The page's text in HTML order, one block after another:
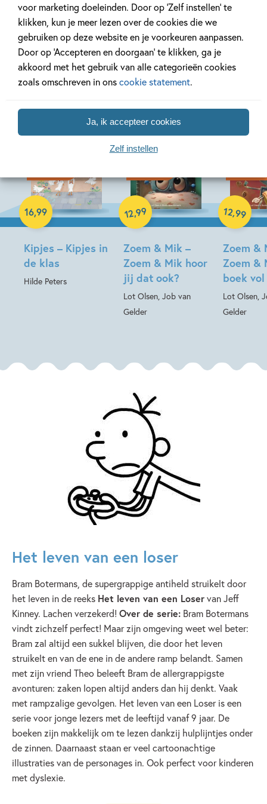
voor marketing doeleinden. Door op ‘Zelf instellen’ te
klikken, kun je meer lezen over de cookies die we
gebruiken op deze website en je voorkeuren aanpassen.
Door op ‘Accepteren en doorgaan’ te klikken, ga je
akkoord met het gebruik van alle categorieën cookies
zoals omschreven in onscookie statement.
Ja, ik accepteer cookies
Zelf instellen
Bekijk ook eens
Kipjes – Kipjes in
de klas
Hilde Peters
16,99
Hardcover
Zoem & Mik –
Zoem & Mik hoor
jij dat ook?
Lot Olsen, Job van
Gelder
12,99
Hardcover
Zoem &
Zoem &
boek
Lot Olsen,
Gelder
12,99
Hardcover
Het leven van een loser
Bram Botermans, de supergrappige antiheld struikelt door
het leven in de reeks Het leven van een Loservan Jeff
Kinney. Lachen verzekerd! Over de serie: Bram Botermans
vindt zichzelf perfect! Maar zijn omgeving weet wel beter:
Bram zal altijd een sukkel blijven, die door het leven
struikelt en van de ene in de andere ramp belandt. Samen
met zijn vriend Theo beleeft Bram de allergrappigste
avonturen: zaken lopen altijd anders dan hij denkt. Vaak
met rampzalige gevolgen. Het leven van een Loser is een
serie voor jonge lezers met de leeftijd vanaf 9 jaar. De
boeken zijn makkelijk om te lezen dankzij hulplijntjes onder
de zinnen. Daarnaast staan er veel cartoonachtige
illustraties van de personages in. Ook perfect voor kinderen
met dyslexie.